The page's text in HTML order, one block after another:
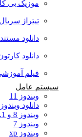
موزیک بی
تیتراژ سریال
دانلود مستند
دانلود
فیلم
سیستم عامل
ویندوز 11
دانلود ویندوز 10
ویندوز 8 و 8.1
ویندوز 7
ویندوز xp